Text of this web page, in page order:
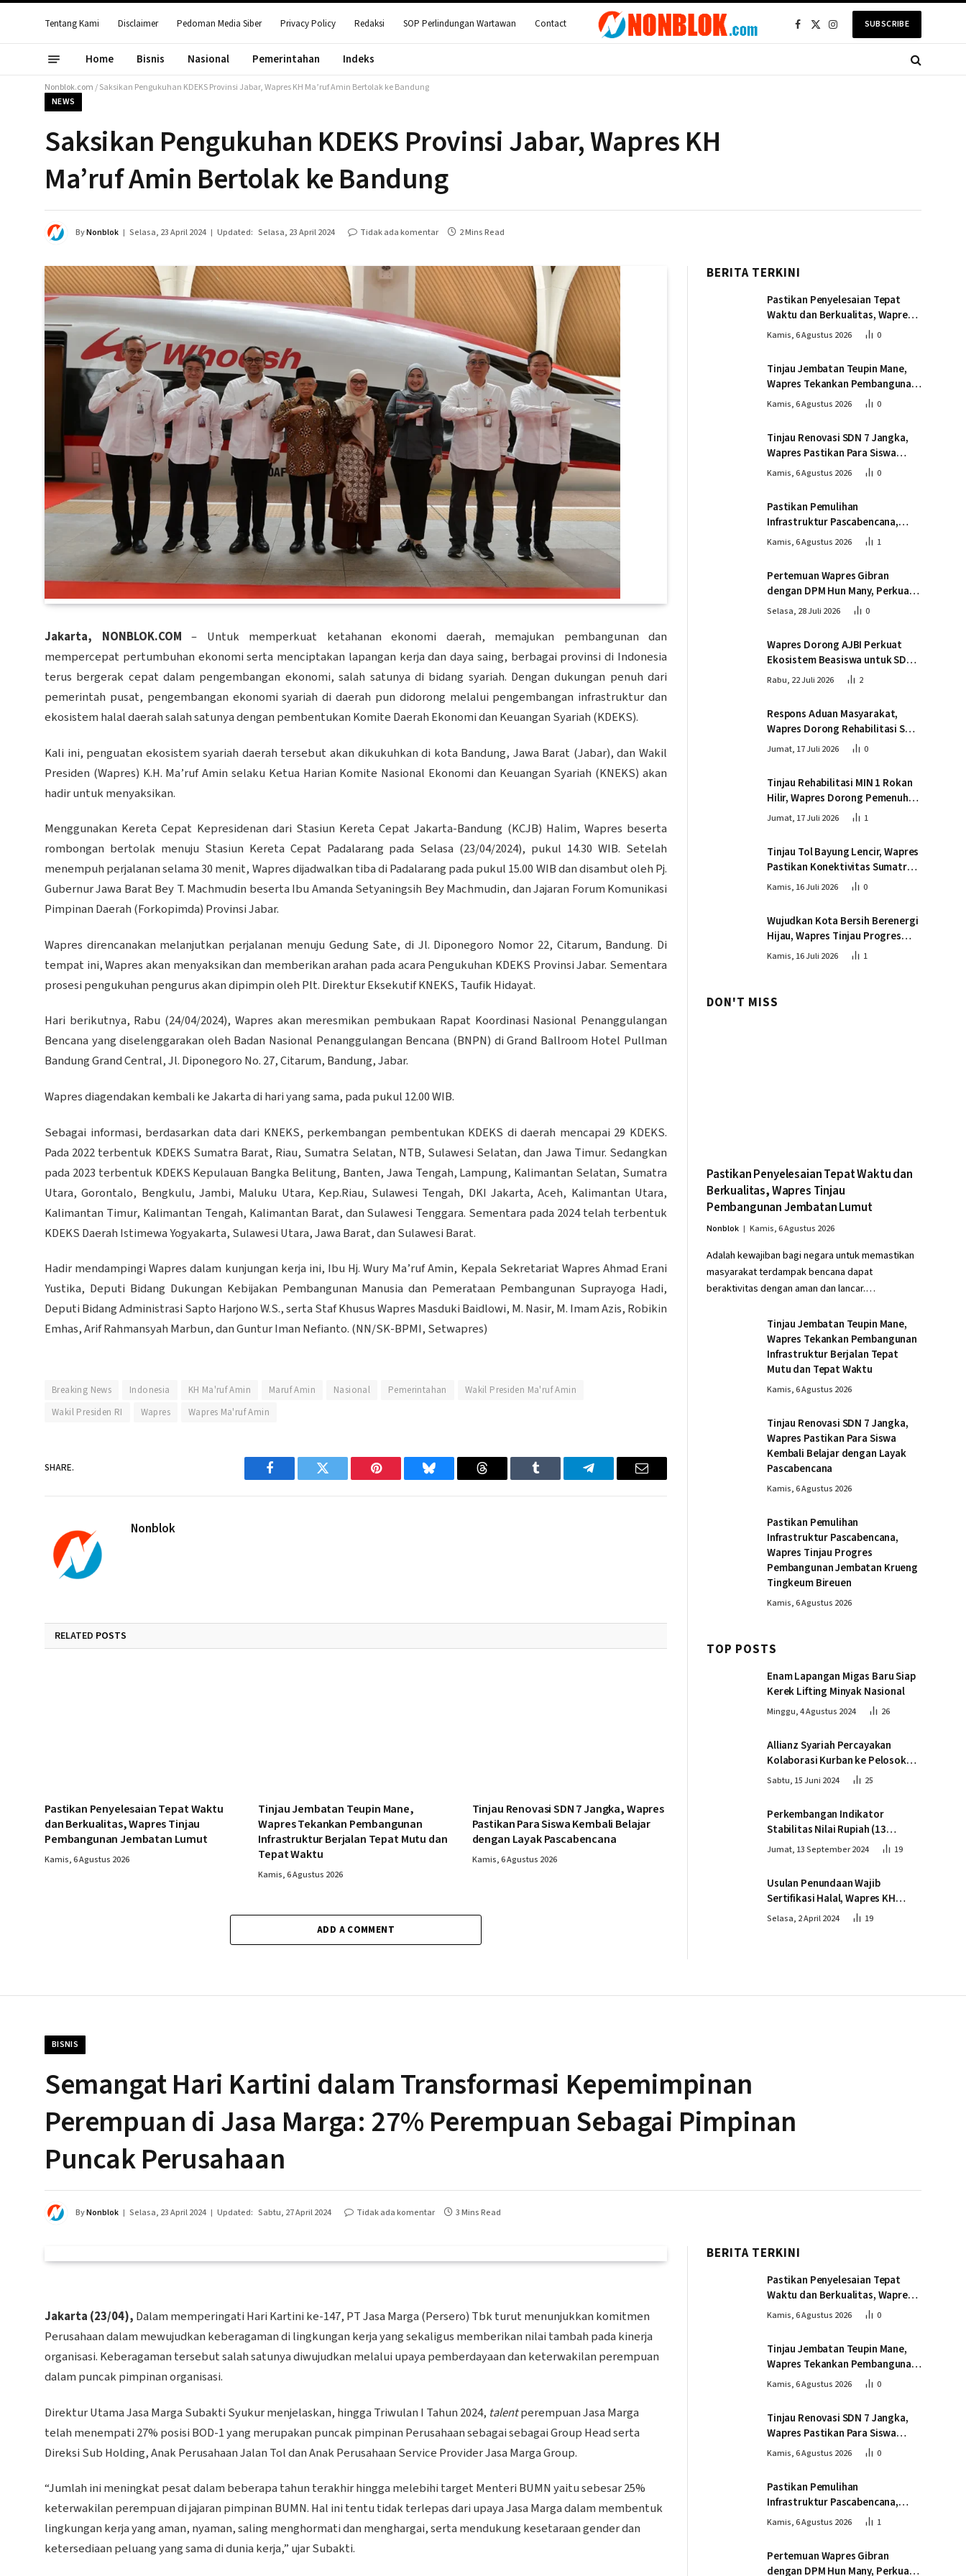
Tentang Kami Disclaimer Pedoman Media Siber Privacy Policy Redaksi SOP Perlindungan Wartawan Contact Facebook
X
InstagramSUBSCRIBE
Home Bisnis Nasional Pemerintahan Indeks
Nonblok.com/Saksikan Pengukuhan KDEKS Provinsi Jabar, Wapres KH Ma’ruf Amin Bertolak ke Bandung
NEWS
Saksikan Pengukuhan KDEKS Provinsi Jabar, Wapres KH
Ma’ruf Amin Bertolak ke Bandung
ByNonblok Selasa, 23 April 2024 Updated: Selasa, 23 April 2024 Tidak ada komentar 2 Mins Read
Jakarta, NONBLOK.COM – Untuk memperkuat ketahanan ekonomi daerah, memajukan pembangunan dan
mempercepat pertumbuhan ekonomi serta menciptakan lapangan kerja dan daya saing, berbagai provinsi di Indonesia
terus bergerak cepat dalam pengembangan ekonomi, salah satunya di bidang syariah. Dengan dukungan penuh dari
pemerintah pusat, pengembangan ekonomi syariah di daerah pun didorong melalui pengembangan infrastruktur dan
ekosistem halal daerah salah satunya dengan pembentukan Komite Daerah Ekonomi dan Keuangan Syariah (KDEKS).
Kali ini, penguatan ekosistem syariah daerah tersebut akan dikukuhkan di kota Bandung, Jawa Barat (Jabar), dan Wakil
Presiden (Wapres) K.H. Ma’ruf Amin selaku Ketua Harian Komite Nasional Ekonomi dan Keuangan Syariah (KNEKS) akan
hadir untuk menyaksikan.
Menggunakan Kereta Cepat Kepresidenan dari Stasiun Kereta Cepat Jakarta-Bandung (KCJB) Halim, Wapres beserta
rombongan bertolak menuju Stasiun Kereta Cepat Padalarang pada Selasa (23/04/2024), pukul 14.30 WIB. Setelah
menempuh perjalanan selama 30 menit, Wapres dijadwalkan tiba di Padalarang pada pukul 15.00 WIB dan disambut oleh Pj.
Gubernur Jawa Barat Bey T. Machmudin beserta Ibu Amanda Setyaningsih Bey Machmudin, dan Jajaran Forum Komunikasi
Pimpinan Daerah (Forkopimda) Provinsi Jabar.
Wapres direncanakan melanjutkan perjalanan menuju Gedung Sate, di Jl. Diponegoro Nomor 22, Citarum, Bandung. Di
tempat ini, Wapres akan menyaksikan dan memberikan arahan pada acara Pengukuhan KDEKS Provinsi Jabar. Sementara
prosesi pengukuhan pengurus akan dipimpin oleh Plt. Direktur Eksekutif KNEKS, Taufik Hidayat.
Hari berikutnya, Rabu (24/04/2024), Wapres akan meresmikan pembukaan Rapat Koordinasi Nasional Penanggulangan
Bencana yang diselenggarakan oleh Badan Nasional Penanggulangan Bencana (BNPN) di Grand Ballroom Hotel Pullman
Bandung Grand Central, Jl. Diponegoro No. 27, Citarum, Bandung, Jabar.
Wapres diagendakan kembali ke Jakarta di hari yang sama, pada pukul 12.00 WIB.
Sebagai informasi, berdasarkan data dari KNEKS, perkembangan pembentukan KDEKS di daerah mencapai 29 KDEKS.
Pada 2022 terbentuk KDEKS Sumatra Barat, Riau, Sumatra Selatan, NTB, Sulawesi Selatan, dan Jawa Timur. Sedangkan
pada 2023 terbentuk KDEKS Kepulauan Bangka Belitung, Banten, Jawa Tengah, Lampung, Kalimantan Selatan, Sumatra
Utara, Gorontalo, Bengkulu, Jambi, Maluku Utara, Kep.Riau, Sulawesi Tengah, DKI Jakarta, Aceh, Kalimantan Utara,
Kalimantan Timur, Kalimantan Tengah, Kalimantan Barat, dan Sulawesi Tenggara. Sementara pada 2024 telah terbentuk
KDEKS Daerah Istimewa Yogyakarta, Sulawesi Utara, Jawa Barat, dan Sulawesi Barat.
Hadir mendampingi Wapres dalam kunjungan kerja ini, Ibu Hj. Wury Ma’ruf Amin, Kepala Sekretariat Wapres Ahmad Erani
Yustika, Deputi Bidang Dukungan Kebijakan Pembangunan Manusia dan Pemerataan Pembangunan Suprayoga Hadi,
Deputi Bidang Administrasi Sapto Harjono W.S., serta Staf Khusus Wapres Masduki Baidlowi, M. Nasir, M. Imam Azis, Robikin
Emhas, Arif Rahmansyah Marbun, dan Guntur Iman Nefianto. (NN/SK-BPMI, Setwapres)
Breaking News Indonesia KH Ma'ruf Amin Maruf Amin Nasional Pemerintahan
Wakil Presiden Ma'ruf Amin
Wakil Presiden RI
Wapres Wapres Ma'ruf Amin
SHARE.
Facebook Twitter Pinterest Bluesky Threads Tumblr Telegram Email
Nonblok
RELATED POSTS
Pastikan Penyelesaian Tepat Waktu
dan Berkualitas, Wapres Tinjau
Pembangunan Jembatan Lumut
Kamis, 6 Agustus 2026
Tinjau Jembatan Teupin Mane,
Wapres Tekankan Pembangunan
Infrastruktur Berjalan Tepat Mutu dan
Tepat Waktu
Kamis, 6 Agustus 2026
Tinjau Renovasi SDN 7 Jangka, Wapres
Pastikan Para Siswa Kembali Belajar
dengan Layak Pascabencana
Kamis, 6 Agustus 2026
ADD A COMMENT
BERITA TERKINI
Pastikan Penyelesaian Tepat
Waktu dan Berkualitas, Wapres
Tinjau Pembangunan Jembatan
Kamis, 6 Agustus 2026 0
Tinjau Jembatan Teupin Mane,
Wapres Tekankan Pembangunan
Infrastruktur Berjalan Tepat
Kamis, 6 Agustus 2026 0
Tinjau Renovasi SDN 7 Jangka,
Wapres Pastikan Para Siswa
Kembali Belajar dengan Layak
Kamis, 6 Agustus 2026 0
Pastikan Pemulihan
Infrastruktur Pascabencana,
Wapres Tinjau Progres
Kamis, 6 Agustus 2026 1
Pertemuan Wapres Gibran
dengan DPM Hun Many, Perkuat
Kemitraan Strategis Indonesia –
Selasa, 28 Juli 2026 0
Wapres Dorong AJBI Perkuat
Ekosistem Beasiswa untuk SDM
Unggul Indonesia Timur
Rabu, 22 Juli 2026 2
Respons Aduan Masyarakat,
Wapres Dorong Rehabilitasi SDN
016 Serusa Rokan Hilir
Jumat, 17 Juli 2026 0
Tinjau Rehabilitasi MIN 1 Rokan
Hilir, Wapres Dorong Pemenuhan
Sarana Prasarana Pendidikan
Jumat, 17 Juli 2026 1
Tinjau Tol Bayung Lencir, Wapres
Pastikan Konektivitas Sumatra
Berjalan Optimal
Kamis, 16 Juli 2026 0
Wujudkan Kota Bersih Berenergi
Hijau, Wapres Tinjau Progres
Pembangunan PSEL di
Kamis, 16 Juli 2026 1
DON'T MISS
Pastikan Penyelesaian Tepat Waktu dan
Berkualitas, Wapres Tinjau
Pembangunan Jembatan Lumut
Nonblok Kamis, 6 Agustus 2026
Adalah kewajiban bagi negara untuk memastikan
masyarakat terdampak bencana dapat
beraktivitas dengan aman dan lancar.…
Tinjau Jembatan Teupin Mane,
Wapres Tekankan Pembangunan
Infrastruktur Berjalan Tepat
Mutu dan Tepat Waktu
Kamis, 6 Agustus 2026
Tinjau Renovasi SDN 7 Jangka,
Wapres Pastikan Para Siswa
Kembali Belajar dengan Layak
Pascabencana
Kamis, 6 Agustus 2026
Pastikan Pemulihan
Infrastruktur Pascabencana,
Wapres Tinjau Progres
Pembangunan Jembatan Krueng
Tingkeum Bireuen
Kamis, 6 Agustus 2026
TOP POSTS
Enam Lapangan Migas Baru Siap
Kerek Lifting Minyak Nasional
Minggu, 4 Agustus 2024 26
Allianz Syariah Percayakan
Kolaborasi Kurban ke Pelosok
Negeri bersama Dompet Dhuafa
Sabtu, 15 Juni 2024 25
Perkembangan Indikator
Stabilitas Nilai Rupiah (13
September 2024)
Jumat, 13 September 2024 19
Usulan Penundaan Wajib
Sertifikasi Halal, Wapres KH
Ma’ruf Amin: Proses Tetap
Selasa, 2 April 2024 19
BISNIS
Semangat Hari Kartini dalam Transformasi Kepemimpinan
Perempuan di Jasa Marga: 27% Perempuan Sebagai Pimpinan
Puncak Perusahaan
ByNonblok Selasa, 23 April 2024 Updated: Sabtu, 27 April 2024 Tidak ada komentar 3 Mins Read
Jakarta (23/04), Dalam memperingati Hari Kartini ke-147, PT Jasa Marga (Persero) Tbk turut menunjukkan komitmen
Perusahaan dalam mewujudkan keberagaman di lingkungan kerja yang sekaligus memberikan nilai tambah pada kinerja
organisasi. Keberagaman tersebut salah satunya diwujudkan melalui upaya pemberdayaan dan keterwakilan perempuan
dalam puncak pimpinan organisasi.
Direktur Utama Jasa Marga Subakti Syukur menjelaskan, hingga Triwulan I Tahun 2024, talentperempuan Jasa Marga
telah menempati 27% posisi BOD-1 yang merupakan puncak pimpinan Perusahaan sebagai sebagai Group Head serta
Direksi Sub Holding, Anak Perusahaan Jalan Tol dan Anak Perusahaan Service Provider Jasa Marga Group.
“Jumlah ini meningkat pesat dalam beberapa tahun terakhir hingga melebihi target Menteri BUMN yaitu sebesar 25%
keterwakilan perempuan di jajaran pimpinan BUMN. Hal ini tentu tidak terlepas dari upaya Jasa Marga dalam membentuk
lingkungan kerja yang aman, nyaman, saling menghormati dan menghargai, serta mendukung kesetaraan gender dan
ketersediaan peluang yang sama di dunia kerja,” ujar Subakti.
BERITA TERKINI
Pastikan Penyelesaian Tepat
Waktu dan Berkualitas, Wapres
Tinjau Pembangunan Jembatan
Kamis, 6 Agustus 2026 0
Tinjau Jembatan Teupin Mane,
Wapres Tekankan Pembangunan
Infrastruktur Berjalan Tepat
Kamis, 6 Agustus 2026 0
Tinjau Renovasi SDN 7 Jangka,
Wapres Pastikan Para Siswa
Kembali Belajar dengan Layak
Kamis, 6 Agustus 2026 0
Pastikan Pemulihan
Infrastruktur Pascabencana,
Wapres Tinjau Progres
Kamis, 6 Agustus 2026 1
Pertemuan Wapres Gibran
dengan DPM Hun Many, Perkuat